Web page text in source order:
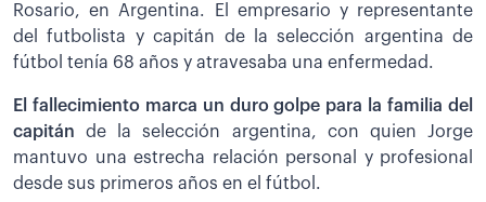
Rosario, en Argentina. El empresario y representante
del futbolista y capitán de la selección argentina de
fútbol tenía 68 años y atravesaba una enfermedad.
El fallecimiento marca un duro golpe para la familia del
capitán de la selección argentina, con quien Jorge
mantuvo una estrecha relación personal y profesional
desde sus primeros años en el fútbol.